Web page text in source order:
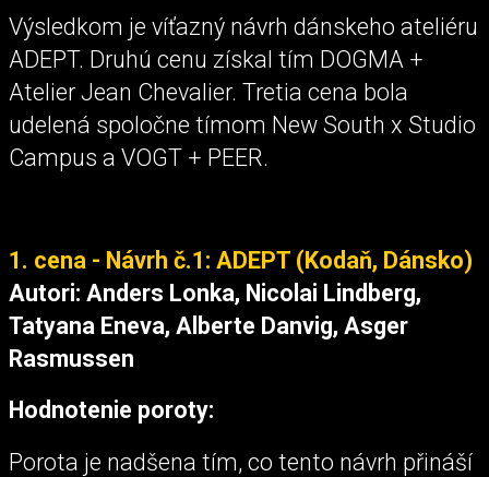
Výsledkom je víťazný návrh dánskeho ateliéru
ADEPT. Druhú cenu získal tím DOGMA +
Atelier Jean Chevalier. Tretia cena bola
udelená spoločne tímom New South x Studio
Campus a VOGT + PEER.
1. cena - Návrh č.1: ADEPT (Kodaň, Dánsko)
Autori: Anders Lonka, Nicolai Lindberg,
Tatyana Eneva, Alberte Danvig, Asger
Rasmussen
Hodnotenie poroty:
Porota je nadšena tím, co tento návrh přináší